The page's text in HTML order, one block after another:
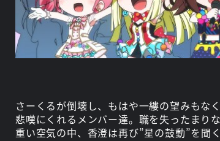
さーくるが倒壊し、もはや一縷の望みもな
悲嘆にくれるメンバー達。職を失ったまりな
重い空気の中、香澄は再び”星の鼓動”を聞く